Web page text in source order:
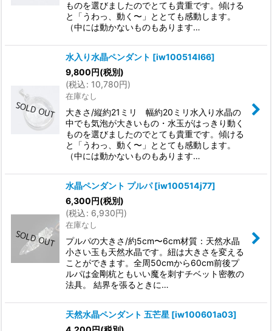
ものを選びましたのでとても貴重です。傾ける
と「うわっ、動く〜」ととても感動します。
（中には動かないものもあります…
水入り水晶ペンダント [iw100514l66]
9,800円(税別)
(税込: 10,780円)
在庫なし
大きさ/縦約21ミリ 幅約20ミリ水入り水晶の
中でも気泡が大きいもの・水玉がはっきり動く
ものを選びましたのでとても貴重です。傾ける
と「うわっ、動く〜」ととても感動します。
（中には動かないものもあります…
水晶ペンダント プルパ [iw100514j77]
6,300円(税別)
(税込: 6,930円)
在庫なし
プルパの大きさ/約5cm〜6cm材質：天然水晶
小さい玉も天然水晶です。紐は大きさを変える
ことができます。全周50cmから60cm前後プ
ルパは金剛杭ともいい魔を刺すチベット密教の
法具。 結界を張るときに…
天然水晶ペンダント 五芒星 [iw100601a03]